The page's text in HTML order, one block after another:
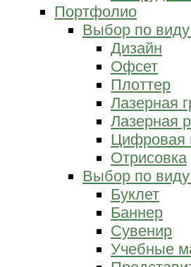
Портфолио
Выбор по
Дизайн
Офсет
Плоттер
Лазерная
Лазерная
Цифровая
Отрисовка
Выбор по
Буклет
Баннер
Сувенир
Учебные